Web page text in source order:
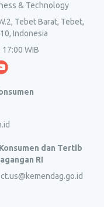
& Technology
Tebet Barat, Tebet,
Indonesia
17:00 WIB
dan Tertib
RI